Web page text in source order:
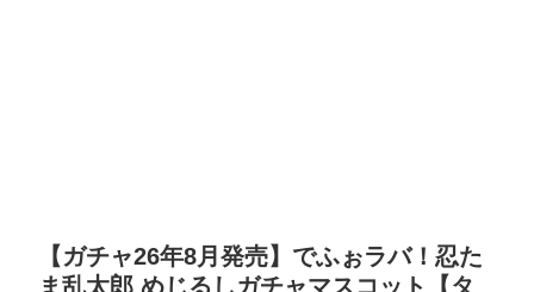
【ガチャ26年8月発売】でふぉラバ！忍た
ま乱太郎 めじるしガチャマスコット【タ